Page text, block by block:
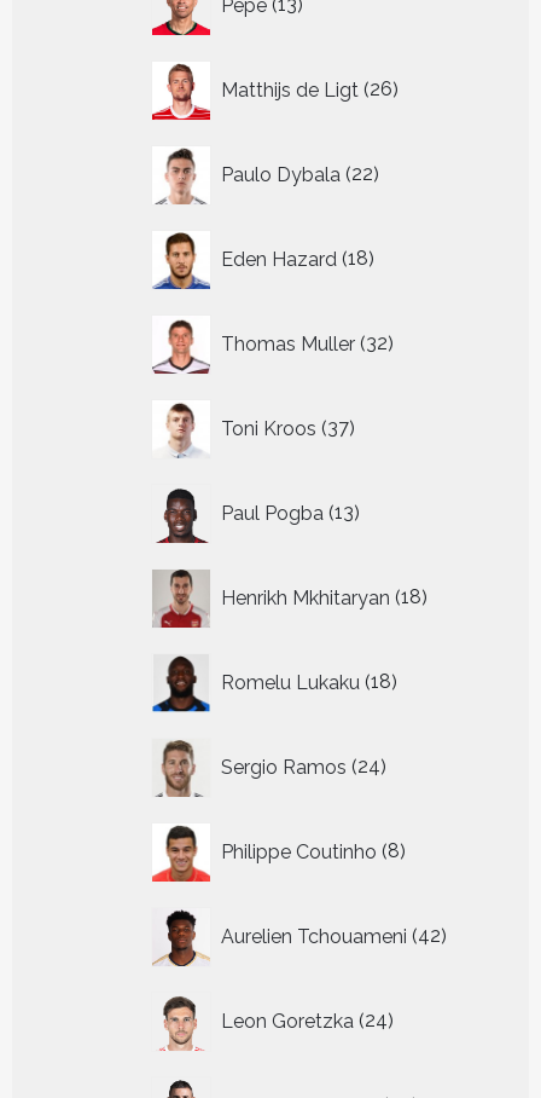
Pepe 13
producten
Matthijs de Ligt 26
producten
Paulo Dybala 22
producten
Eden Hazard 18
producten
Thomas Muller 32
producten
Toni Kroos 37
producten
Paul Pogba 13
producten
Henrikh Mkhitaryan 18
producten
Romelu Lukaku 18
producten
Sergio Ramos 24
producten
Philippe Coutinho 8
producten
Aurelien Tchouameni 42
producten
Leon Goretzka 24
producten